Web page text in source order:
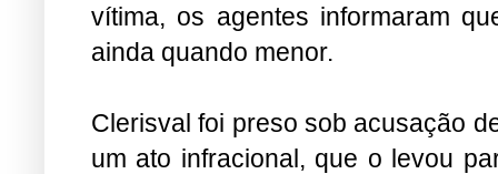
vítima, os agentes informaram
ainda quando menor.
Clerisval foi preso sob acusação
um ato infracional, que o levou